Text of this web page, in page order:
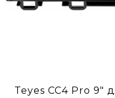
Teyes CC4 Pro 9"